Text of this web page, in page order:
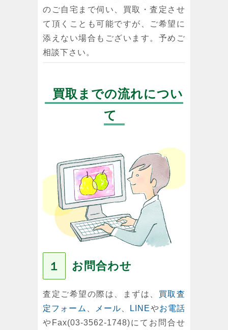
のご自宅まで伺い、買取・査定させ
て頂くことも可能ですが、ご希望に
添えない場合もございます。予めご
相談下さい。
買取までの流れについ
て
１ お問合わせ
査定ご希望の際は、まずは、 買取査
定フォーム
メール LINEやお電話
やFax(03-3562-1748)にてお問合せ